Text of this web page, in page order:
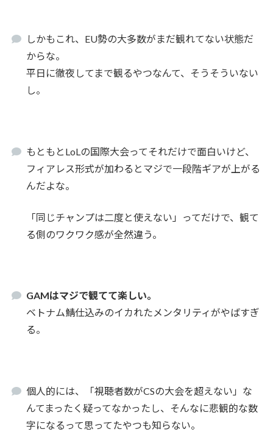
しかもこれ、EU勢の大多数がまだ観れてない状態だ
からな。
平日に徹夜してまで観るやつなんて、そうそういない
し。
もともとLoLの国際大会ってそれだけで面白いけど、
フィアレス形式が加わるとマジで一段階ギアが上がる
んだよな。
「同じチャンプは二度と使えない」ってだけで、観て
る側のワクワク感が全然違う。
GAMはマジで観てて楽しい。
ベトナム鯖仕込みのイカれたメンタリティがやばすぎ
る。
個人的には、「視聴者数がCSの大会を超えない」な
んてまったく疑ってなかったし、そんなに悲観的な数
字になるって思ってたやつも知らない。